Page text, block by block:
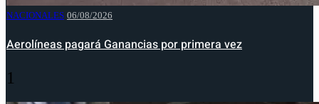
NACIONALES 06/08/2026
Aerolíneas pagará Ganancias por primera vez
1